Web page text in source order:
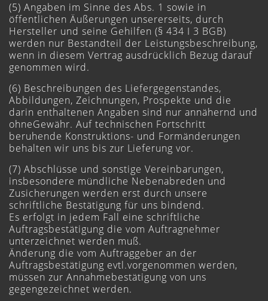
(5) Angaben im Sinne des Abs. 1 sowie in
öffentlichen Äußerungen unsererseits, durch
Hersteller und seine Gehilfen (§ 434 I 3 BGB)
werden nur Bestandteil der Leistungsbeschreibung,
wenn in diesem Vertrag ausdrücklich Bezug darauf
genommen wird.
(6) Beschreibungen des Liefergegenstandes,
Abbildungen, Zeichnungen, Prospekte und die
darin enthaltenen Angaben sind nur annähernd und
ohneGewähr. Auf technischen Fortschritt
beruhende Konstruktions- und Formänderungen
behalten wir uns bis zur Lieferung vor.
(7) Abschlüsse und sonstige Vereinbarungen,
insbesondere mündliche Nebenabreden und
Zusicherungen werden erst durch unsere
schriftliche Bestätigung für uns bindend.
Es erfolgt in jedem Fall eine schriftliche
Auftragsbestätigung die vom Auftragnehmer
unterzeichnet werden muß.
Änderung die vom Auftraggeber an der
Auftragsbestätigung evtl.vorgenommen werden,
müssen zur Annahmebestätigung von uns
gegengezeichnet werden.